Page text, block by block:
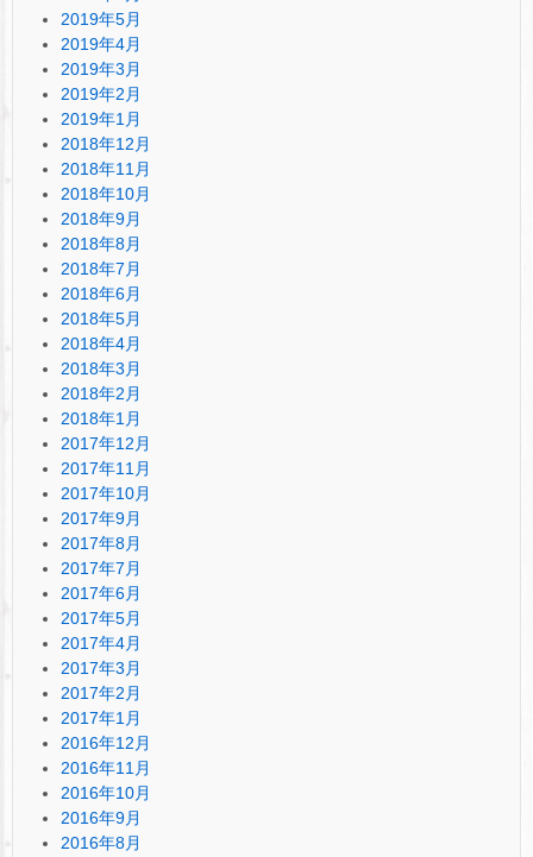
2019年5月
2019年4月
2019年3月
2019年2月
2019年1月
2018年12月
2018年11月
2018年10月
2018年9月
2018年8月
2018年7月
2018年6月
2018年5月
2018年4月
2018年3月
2018年2月
2018年1月
2017年12月
2017年11月
2017年10月
2017年9月
2017年8月
2017年7月
2017年6月
2017年5月
2017年4月
2017年3月
2017年2月
2017年1月
2016年12月
2016年11月
2016年10月
2016年9月
2016年8月